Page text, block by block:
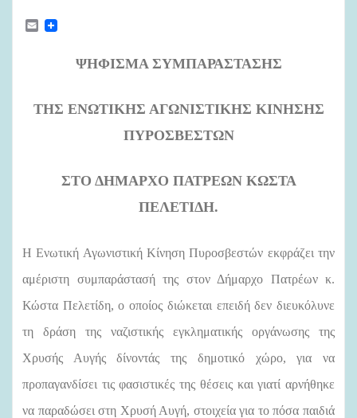
E
m
ΨΗΦΙΣΜΑ ΣΥΜΠΑΡΑΣΤΑΣΗΣ
ΤΗΣ ΕΝΩΤΙΚΗΣ ΑΓΩΝΙΣΤΙΚΗΣ ΚΙΝΗΣΗΣ
ΠΥΡΟΣΒΕΣΤΩΝ
ΣΤΟ ΔΗΜΑΡΧΟ ΠΑΤΡΕΩΝ ΚΩΣΤΑ
ΠΕΛΕΤΙΔΗ.
Η Ενωτική Αγωνιστική Κίνηση Πυροσβεστών εκφράζει την
αμέριστη συμπαράστασή της στον Δήμαρχο Πατρέων κ.
Κώστα Πελετίδη, ο οποίος διώκεται επειδή δεν διευκόλυνε
τη δράση της ναζιστικής εγκληματικής οργάνωσης της
Χρυσής Αυγής δίνοντάς της δημοτικό χώρο, για να
προπαγανδίσει τις φασιστικές της θέσεις και γιατί αρνήθηκε
να παραδώσει στη Χρυσή Αυγή, στοιχεία για το πόσα παιδιά